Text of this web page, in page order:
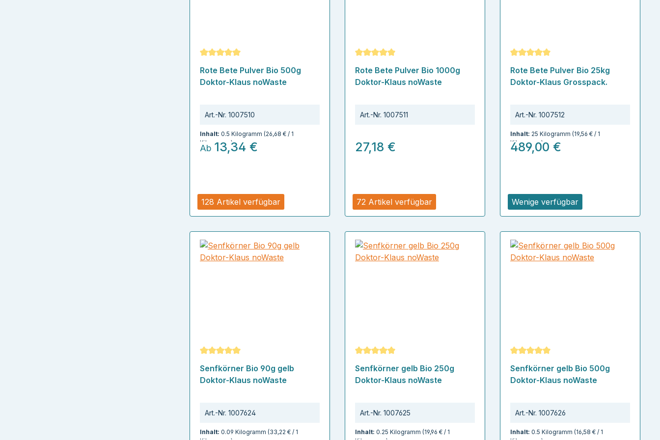
128 Artikel verfügbar
Durchschnittliche Bewertung von 5 von 5 Sternen
Rote Bete Pulver Bio 500g
Doktor-Klaus noWaste
Art.-Nr. 1007510
Inhalt: 0.5 Kilogramm (26,68 € / 1
Kilogramm)
Ab 13,34 €
72 Artikel verfügbar
Durchschnittliche Bewertung von 5 von 5 Sternen
Rote Bete Pulver Bio 1000g
Doktor-Klaus noWaste
Art.-Nr. 1007511
27,18 €
Wenige verfügbar
Durchschnittliche Bewertung von 5
Rote Bete Pulver Bio 25kg
Doktor-Klaus Grosspack.
Art.-Nr. 1007512
Inhalt: 25 Kilogramm (19,56 € / 1
Kilogramm)
489,00 €
Durchschnittliche Bewertung von 5 von 5 Sternen
Senfkörner Bio 90g gelb
Doktor-Klaus noWaste
Art.-Nr. 1007624
Inhalt: 0.09 Kilogramm (33,22 € / 1
Durchschnittliche Bewertung von 5 von 5 Sternen
Senfkörner gelb Bio 250g
Doktor-Klaus noWaste
Art.-Nr. 1007625
Inhalt: 0.25 Kilogramm (19,96 € / 1
Durchschnittliche Bewertung von 5
Senfkörner gelb Bio 500g
Doktor-Klaus noWaste
Art.-Nr. 1007626
Inhalt: 0.5 Kilogramm (16,58 € / 1